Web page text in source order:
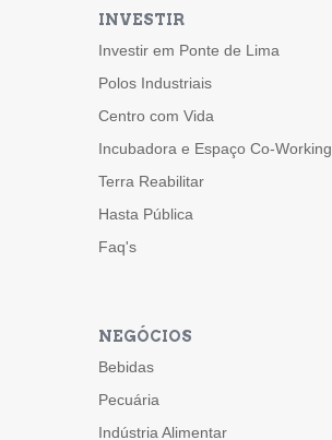
INVESTIR
Investir em Ponte de Lima
Polos Industriais
Centro com Vida
Incubadora e Espaço Co-Working
Terra Reabilitar
Hasta Pública
Faq's
NEGÓCIOS
Bebidas
Pecuária
Indústria Alimentar